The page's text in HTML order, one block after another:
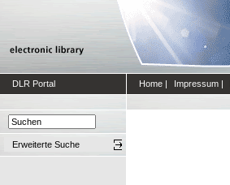
DLR Portal Home | Impressum |
Erweiterte Suche